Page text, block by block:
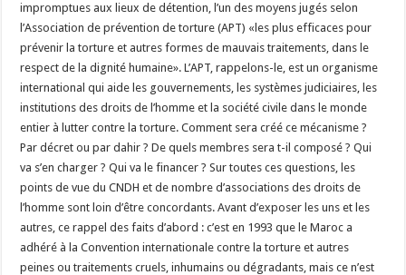
impromptues aux lieux de détention, l’un des moyens jugés selon
l’Association de prévention de torture (APT) «les plus efficaces pour
prévenir la torture et autres formes de mauvais traitements, dans le
respect de la dignité humaine». L’APT, rappelons-le, est un organisme
international qui aide les gouvernements, les systèmes judiciaires, les
institutions des droits de l’homme et la société civile dans le monde
entier à lutter contre la torture. Comment sera créé ce mécanisme ?
Par décret ou par dahir ? De quels membres sera t-il composé ? Qui
va s’en charger ? Qui va le financer ? Sur toutes ces questions, les
points de vue du CNDH et de nombre d’associations des droits de
l’homme sont loin d’être concordants. Avant d’exposer les uns et les
autres, ce rappel des faits d’abord : c’est en 1993 que le Maroc a
adhéré à la Convention internationale contre la torture et autres
peines ou traitements cruels, inhumains ou dégradants, mais ce n’est